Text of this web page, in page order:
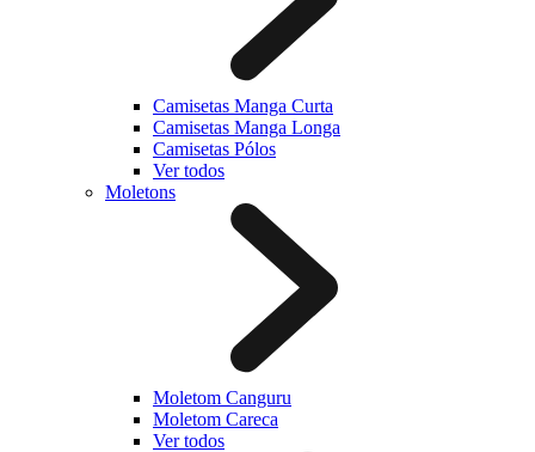
Camisetas Manga Curta
Camisetas Manga Longa
Camisetas Pólos
Ver todos
Moletons
Moletom Canguru
Moletom Careca
Ver todos